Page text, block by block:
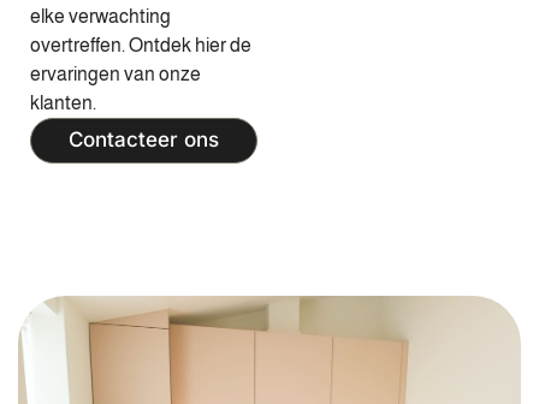
elke verwachting
overtreffen. Ontdek hier de
ervaringen van onze
klanten.
Contacteer ons